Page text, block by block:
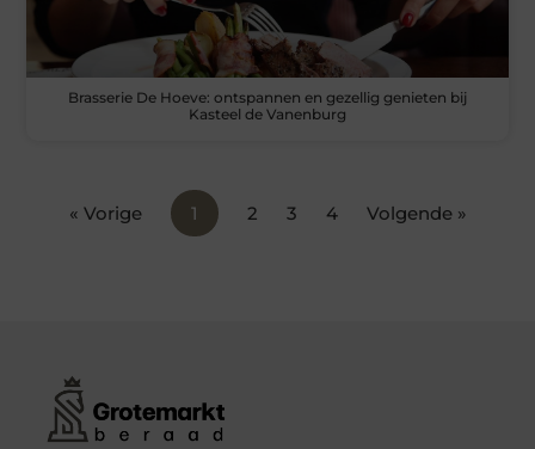
Brasserie De Hoeve: ontspannen en gezellig genieten bij
Kasteel de Vanenburg
« Vorige 1 2 3 4 Volgende »